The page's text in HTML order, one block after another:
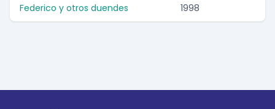
Federico y otros duendes 1998